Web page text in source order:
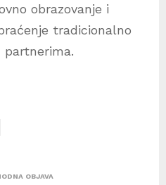
obrazovanje i
tradicionalno
partnerima.
OBJAVA